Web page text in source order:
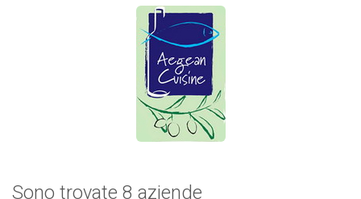
Sono trovate 8 aziende